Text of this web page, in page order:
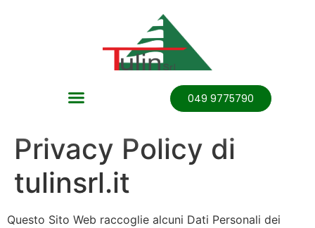
049 9775790
Privacy Policy di
tulinsrl.it
Questo Sito Web raccoglie alcuni Dati Personali dei